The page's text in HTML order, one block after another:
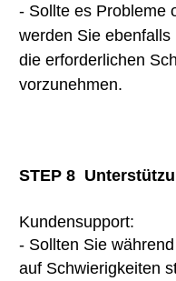
- Sollte es Probleme
werden Sie
die erforderlichen
vorzunehmen.
STEP 8
Kundensupport:
- Sollten Sie
auf Schwierigkeiten